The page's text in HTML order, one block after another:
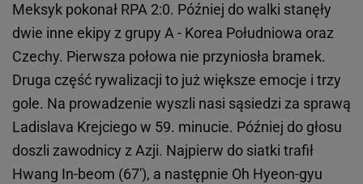
Meksyk pokonał RPA 2:0. Później do walki stanęły
dwie inne ekipy z grupy A - Korea Południowa oraz
Czechy. Pierwsza połowa nie przyniosła bramek.
Druga część rywalizacji to już większe emocje i trzy
gole. Na prowadzenie wyszli nasi sąsiedzi za sprawą
Ladislava Krejciego w 59. minucie. Później do głosu
doszli zawodnicy z Azji. Najpierw do siatki trafił
Hwang In-beom (67'), a następnie Oh Hyeon-gyu